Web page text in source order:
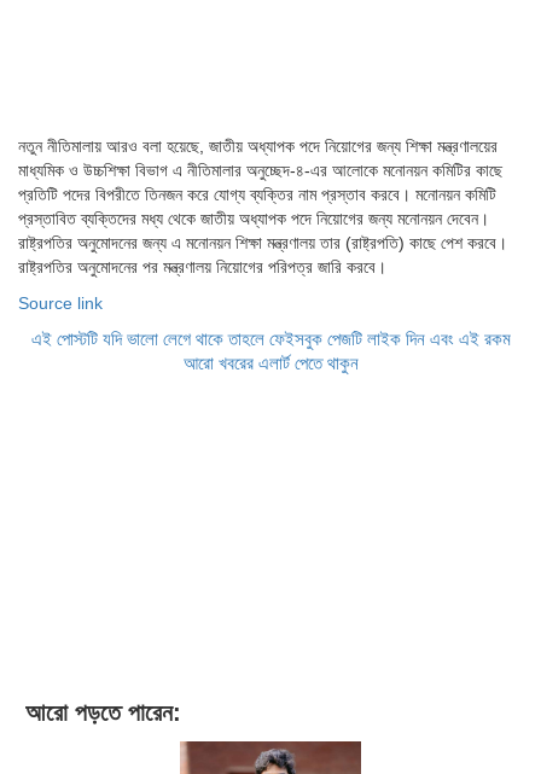
নতুন নীতিমালায় আরও বলা হয়েছে, জাতীয় অধ্যাপক পদে নিয়োগের জন্য শিক্ষা মন্ত্রণালয়ের
মাধ্যমিক ও উচ্চশিক্ষা বিভাগ এ নীতিমালার অনুচ্ছেদ-৪-এর আলোকে মনোনয়ন কমিটির কাছে
প্রতিটি পদের বিপরীতে তিনজন করে যোগ্য ব্যক্তির নাম প্রস্তাব করবে। মনোনয়ন কমিটি
প্রস্তাবিত ব্যক্তিদের মধ্য থেকে জাতীয় অধ্যাপক পদে নিয়োগের জন্য মনোনয়ন দেবেন।
রাষ্ট্রপতির অনুমোদনের জন্য এ মনোনয়ন শিক্ষা মন্ত্রণালয় তার (রাষ্ট্রপতি) কাছে পেশ করবে।
রাষ্ট্রপতির অনুমোদনের পর মন্ত্রণালয় নিয়োগের পরিপত্র জারি করবে।
Source link
এই পোস্টটি যদি ভালো লেগে থাকে তাহলে ফেইসবুক পেজটি লাইক দিন এবং এই রকম
আরো খবরের এলার্ট পেতে থাকুন
আরো পড়তে পারেন: